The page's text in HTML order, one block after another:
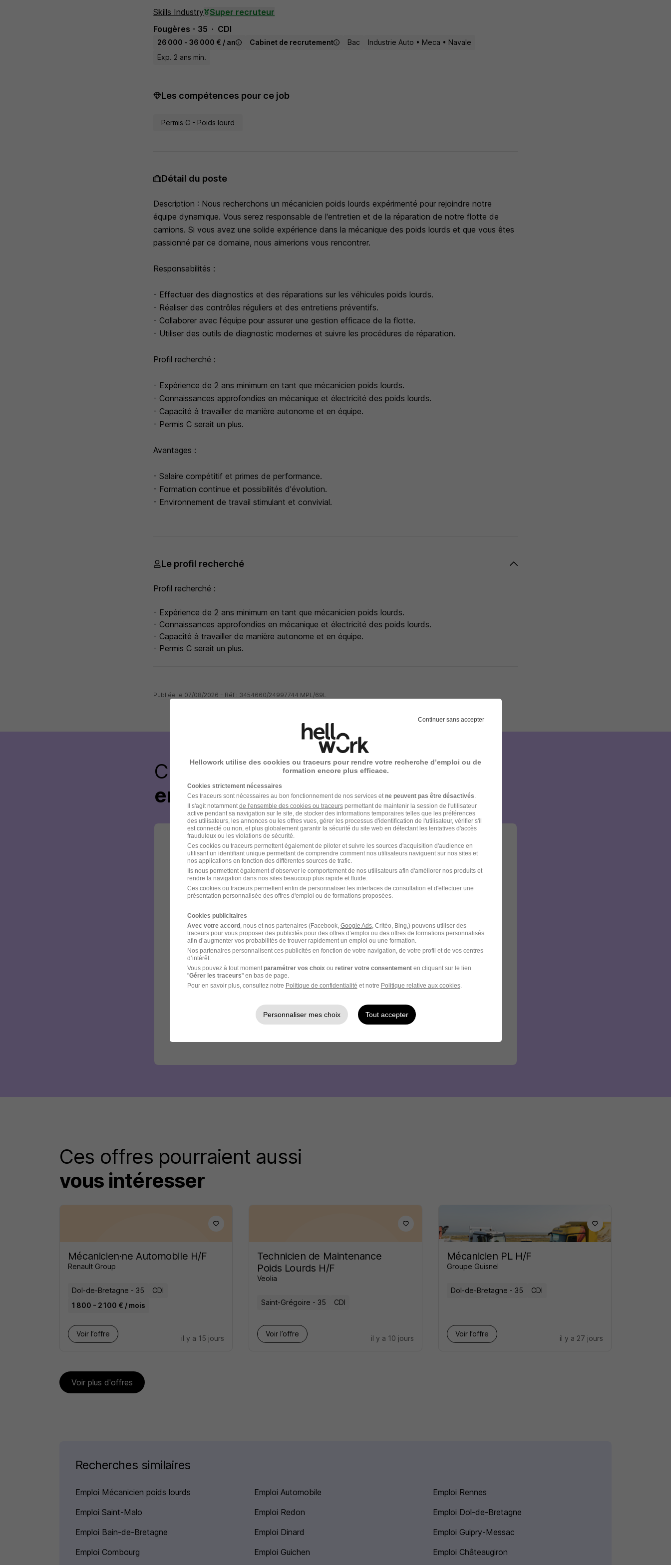
Skills Industry
Super recruteur
Fougères - 35
CDI
26 000 - 36 000 € / an Cabinet de recrutement Bac
Industrie Auto • Meca • Navale
Exp. 2 ans min.
Les compétences pour ce job
Permis C - Poids lourd
Détail du poste
Description : Nous recherchons un mécanicien poids lourds expérimenté pour rejoindre notre
équipe dynamique. Vous serez responsable de l'entretien et de la réparation de notre flotte de
camions. Si vous avez une solide expérience dans la mécanique des poids lourds et que vous êtes
passionné par ce domaine, nous aimerions vous rencontrer.
Responsabilités :
- Effectuer des diagnostics et des réparations sur les véhicules poids lourds.
- Réaliser des contrôles réguliers et des entretiens préventifs.
- Collaborer avec l'équipe pour assurer une gestion efficace de la flotte.
- Utiliser des outils de diagnostic modernes et suivre les procédures de réparation.
Profil recherché :
- Expérience de 2 ans minimum en tant que mécanicien poids lourds.
- Connaissances approfondies en mécanique et électricité des poids lourds.
- Capacité à travailler de manière autonome et en équipe.
- Permis C serait un plus.
Avantages :
- Salaire compétitif et primes de performance.
- Formation continue et possibilités d'évolution.
- Environnement de travail stimulant et convivial.
Le profil recherché
Profil recherché :
- Expérience de 2 ans minimum en tant que mécanicien poids lourds.
- Connaissances approfondies en mécanique et électricité des poids lourds.
- Capacité à travailler de manière autonome et en équipe.
- Permis C serait un plus.
Publiée le 07/08/2026 - Réf : 3454660/24997744 MPL/69L
Créez votre compte Hellowork et
envoyez votre candidature !
Ces offres pourraient aussi
vous intéresser
Mécanicien·ne Automobile H/F
Renault Group
Dol-de-Bretagne - 35
CDI
1 800 - 2 100 € / mois
Voir l’offre
il y a 15 jours
Technicien de Maintenance
Poids Lourds H/F
Veolia
Saint-Grégoire - 35 CDI
Voir l’offre
il y a 10 jours
Mécanicien PL H/F
Groupe Guisnel
Dol-de-Bretagne - 35 CDI
Voir l’offre
il y a 27 jours
Voir plus d'offres
Recherches similaires
Emploi Mécanicien poids lourds Emploi Automobile
Emploi Rennes
Emploi Saint-Malo
Emploi Redon
Emploi Dol-de-Bretagne
Emploi Bain-de-Bretagne
Emploi Dinard
Emploi Guipry-Messac
Emploi Combourg
Emploi Guichen Emploi Châteaugiron
Continuer sans accepter
Hellowork utilise des cookies ou traceurs pour rendre votre recherche d’emploi ou de
formation encore plus efficace.
Cookies strictement nécessaires
Ces traceurs sont nécessaires au bon fonctionnement de nos services etne peuvent pas être désactivés.
Il s'agit notammentde l'ensemble des cookies ou traceurspermettant de maintenir la session de l'utilisateur
active pendant sa navigation sur le site, de stocker des informations temporaires telles que les préférences
des utilisateurs, les annonces ou les offres vues, gérer les processus d'identification de l'utilisateur, vérifier s'il
est connecté ou non, et plus globalement garantir la sécurité du site web en détectant les tentatives d'accès
frauduleux ou les violations de sécurité.
Ces cookies ou traceurs permettent également de piloter et suivre les sources d'acquisition d'audience en
utilisant un identifiant unique permettant de comprendre comment nos utilisateurs naviguent sur nos sites et
nos applications en fonction des différentes sources de trafic.
Ils nous permettent également d’observer le comportement de nos utilisateurs afin d'améliorer nos produits et
rendre la navigation dans nos sites beaucoup plus rapide et fluide.
Ces cookies ou traceurs permettent enfin de personnaliser les interfaces de consultation et d'effectuer une
présentation personnalisée des offres d'emploi ou de formations proposées.
Cookies publicitaires
Avec votre accord , nous et nos partenaires (Facebook, Google Ads, Critéo, Bing,) pouvons utiliser des
traceurs pour vous proposer des publicités pour des offres d’emploi ou des offres de formations personnalisés
afin d’augmenter vos probabilités de trouver rapidement un emploi ou une formation.
Nos partenaires personnalisent ces publicités en fonction de votre navigation, de votre profil et de vos centres
d’intérêt.
Vous pouvez à tout momentparamétrer vos choixou retirer votre consentementen cliquant sur le lien
"Gérer les traceurs" en bas de page.
Pour en savoir plus, consultez notre Politique de confidentialité et notre Politique relative aux cookies.
Personnaliser mes choix Tout accepter